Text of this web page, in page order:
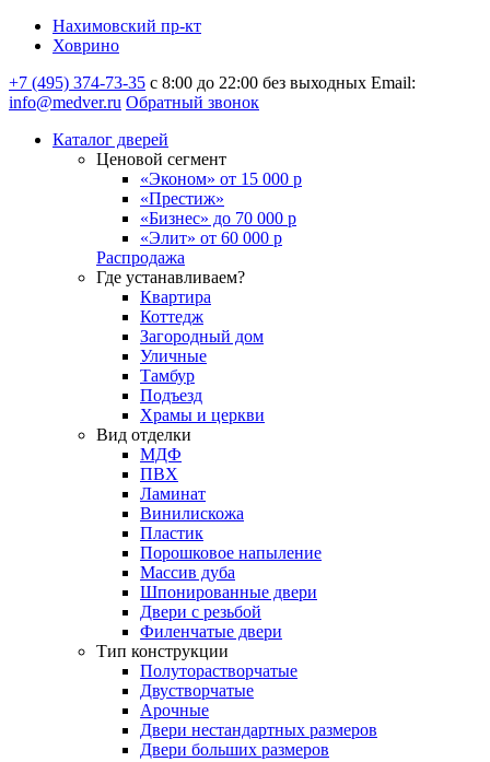
Нахимовский пр-кт
Ховрино
+7 (495) 374-73-35 с 8:00 до 22:00 без выходных Email:
info@medver.ru Обратный звонок
Каталог дверей
Ценовой сегмент
«Эконом» от 15 000 р
«Престиж»
«Бизнес» до 70 000 р
«Элит» от 60 000 р
Распродажа
Где устанавливаем?
Квартира
Коттедж
Загородный дом
Уличные
Тамбур
Подъезд
Храмы и церкви
Вид отделки
МДФ
ПВХ
Ламинат
Винилискожа
Пластик
Порошковое напыление
Массив дуба
Шпонированные двери
Двери с резьбой
Филенчатые двери
Тип конструкции
Полуторастворчатые
Двустворчатые
Арочные
Двери нестандартных размеров
Двери больших размеров